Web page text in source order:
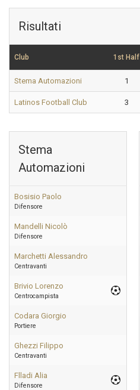
Risultati
Club 1st Half
Stema Automazioni 1
Latinos Football Club 3
Stema
Automazioni
Bosisio Paolo
Difensore
Mandelli Nicolò
Difensore
Marchetti Alessandro
Centravanti
Brivio Lorenzo
Centrocampista
Codara Giorgio
Portiere
Ghezzi Filippo
Centravanti
Flladi Alia
Difensore